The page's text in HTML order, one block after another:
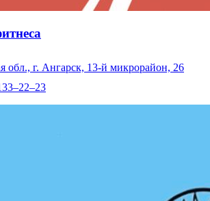
обл., г. Ангарск, ​13-й микрорайон, 26